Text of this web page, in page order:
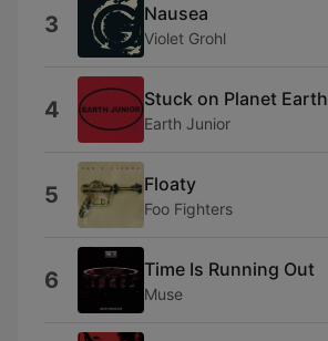
3 Nausea
Violet Grohl
4 Stuck on Planet Earth
Earth Junior
5 Floaty
Foo Fighters
6 Time Is Running Out
Muse